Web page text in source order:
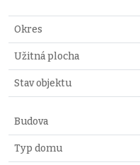
Okres
Užitná plocha
Stav objektu
Budova
Typ domu